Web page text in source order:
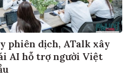
phiên dịch, ATalk xây
AI hỗ trợ người Việt